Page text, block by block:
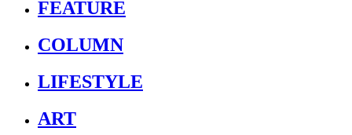
FEATURE
COLUMN
LIFESTYLE
ART